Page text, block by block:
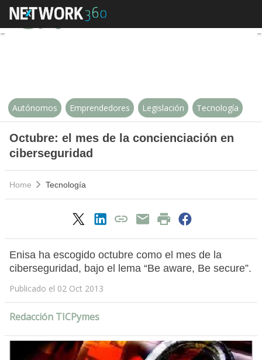
Octubre: el mes de la
Autónomos Emprendedores Legislación Tecnología
Octubre: el mes de la concienciación en
ciberseguridad
Home Tecnología
Enisa ha escogido octubre como el mes de la
ciberseguridad, bajo el lema “Be aware, Be secure”.
Publicado el 02 Oct 2013
Redacción TICPymes